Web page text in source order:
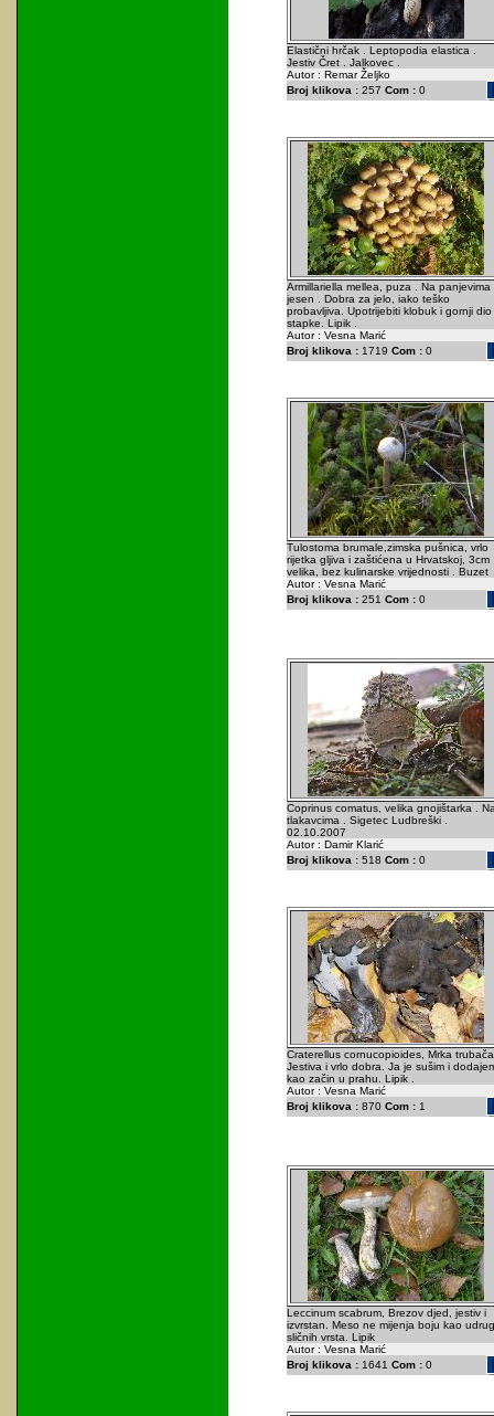
Elastični hrčak . Leptopodia elastica .
Jestiv Čret . Jalkovec .
Autor : Remar Željko
Broj klikova :257 Com :0
Armillariella mellea, puza . Na panjevima
jesen . Dobra za jelo, iako teško
probavljiva. Upotrijebiti klobuk i gornji dio
stapke. Lipik .
Autor : Vesna Marić
Broj klikova :1719 Com :0
Tulostoma brumale,zimska pušnica, vrlo
rijetka gljiva i zaštićena u Hrvatskoj, 3cm
velika, bez kulinarske vrijednosti . Buzet
Autor : Vesna Marić
Broj klikova :251 Com :0
Coprinus comatus, velika gnojištarka .
tlakavcima . Sigetec Ludbreški .
02.10.2007
Autor : Damir Klarić
Broj klikova :518 Com :0
Craterellus cornucopioides, Mrka
Jestiva i vrlo dobra. Ja je sušim i
kao začin u prahu. Lipik .
Autor : Vesna Marić
Broj klikova :870 Com :1
Leccinum scabrum, Brezov djed, jestiv i
izvrstan. Meso ne mijenja boju kao
sličnih vrsta. Lipik
Autor : Vesna Marić
Broj klikova :1641 Com :0